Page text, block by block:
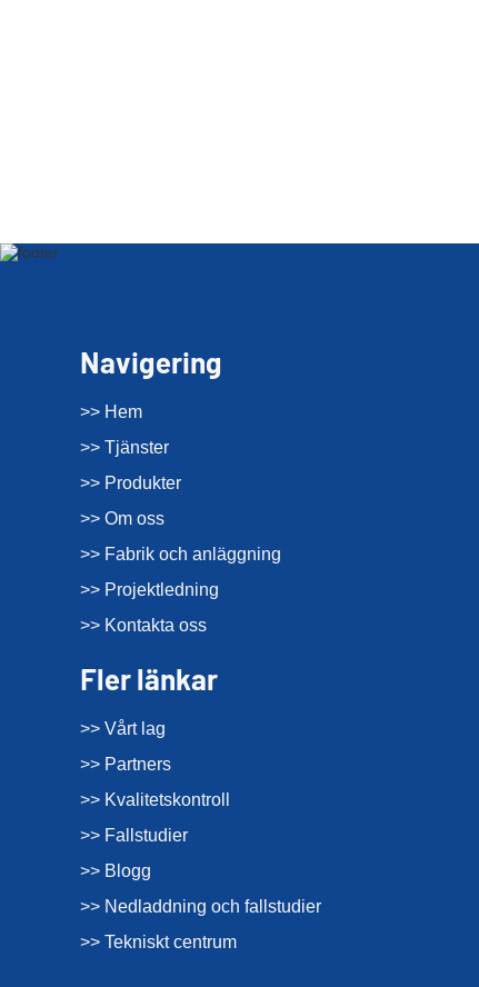
Navigering
>> Hem
>> Tjänster
>> Produkter
>> Om oss
>> Fabrik och anläggning
>> Projektledning
>> Kontakta oss
Fler länkar
>> Vårt lag
>> Partners
>> Kvalitetskontroll
>> Fallstudier
>> Blogg
>> Nedladdning och fallstudier
>> Tekniskt centrum